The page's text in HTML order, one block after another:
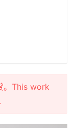
。This work